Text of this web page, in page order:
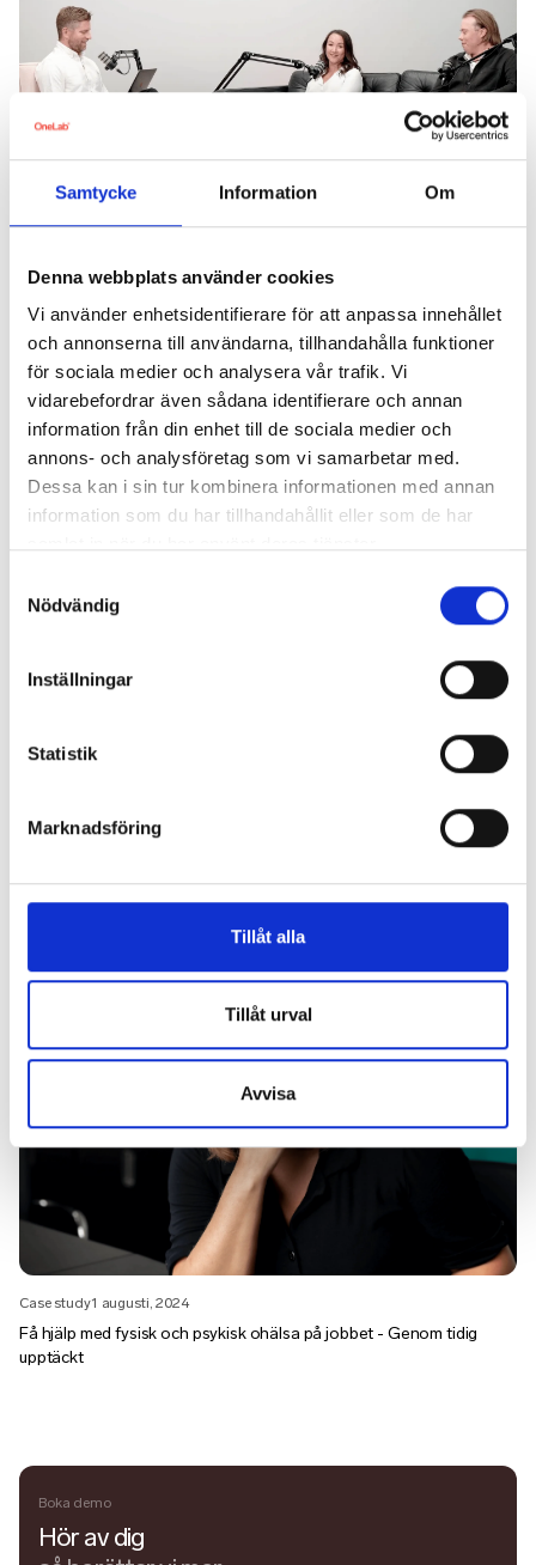
Samtycke Information Om
Denna webbplats använder cookies
Vi använder enhetsidentifierare för att anpassa innehållet
och annonserna till användarna, tillhandahålla funktioner
för sociala medier och analysera vår trafik. Vi
vidarebefordrar även sådana identifierare och annan
information från din enhet till de sociala medier och
annons- och analysföretag som vi samarbetar med.
Dessa kan i sin tur kombinera informationen med annan
information som du har tillhandahållit eller som de har
Nödvändig
Inställningar
Statistik
Marknadsföring
Tillåt alla
Tillåt urval
Avvisa
3 viktiga insikter från webinaret: från risk till frisk - så fungerar
Hälsoundersökning för företag – En investering i friskare
medarbetare och högre produktivitet
Case study1 augusti, 2024
Få hjälp med fysisk och psykisk ohälsa på jobbet - Genom tidig
upptäckt
Boka demo
Hör av dig